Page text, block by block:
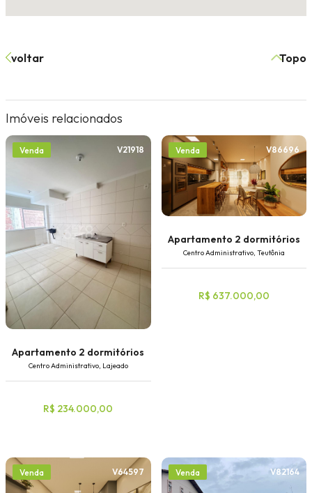
voltar Topo
Imóveis relacionados
Venda V21918
Apartamento 2 dormitórios
Centro Administrativo, Lajeado
R$ 234.000,00
Venda V86696
Apartamento 2 dormitórios
Centro Administrativo, Teutônia
R$ 637.000,00
Venda V64597 Venda V82164